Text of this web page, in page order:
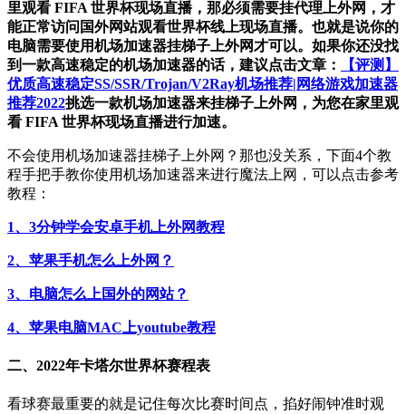
里观看 FIFA 世界杯现场直播，那必须需要挂代理上外网，才
能正常访问国外网站观看世界杯线上现场直播。也就是说你的
电脑需要使用机场加速器挂梯子上外网才可以。如果你还没找
到一款高速稳定的机场加速器的话，建议点击文章：
【评测】
优质高速稳定SS/SSR/Trojan/V2Ray机场推荐|网络游戏加速器
推荐2022挑选一款机场加速器来挂梯子上外网，为您在家里观
看 FIFA 世界杯现场直播进行加速。
不会使用机场加速器挂梯子上外网？那也没关系，下面4个教
程手把手教你使用机场加速器来进行魔法上网，可以点击参考
教程：
1、3分钟学会安卓手机上外网教程
2、苹果手机怎么上外网？
3、电脑怎么上国外的网站？
4、苹果电脑MAC上youtube教程
二、2022年卡塔尔世界杯赛程表
看球赛最重要的就是记住每次比赛时间点，掐好闹钟准时观